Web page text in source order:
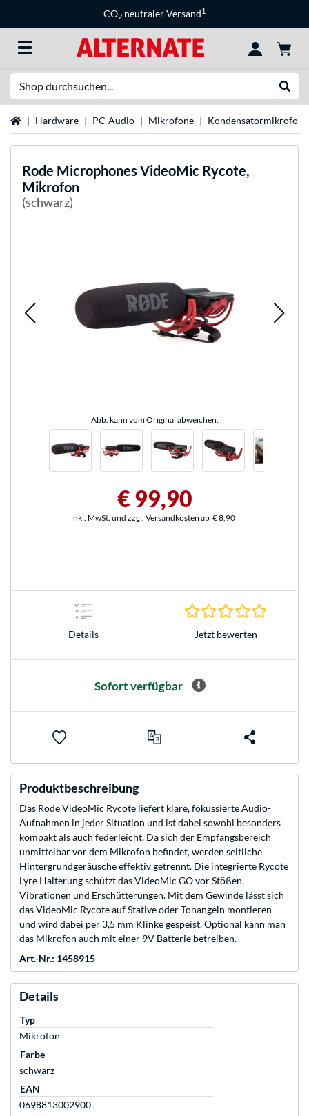
CO2 neutraler Versand1
StartseiteHardware PC-Audio Mikrofone Kondensatormikrofon
Rode Microphones VideoMic Rycote,
Mikrofon
(schwarz)
Abb. kann vom Original abweichen.
€ 99,90
inkl. MwSt. und zzgl. Versandkosten ab € 8,90
Details Jetzt bewerten
Sofort verfügbar
Produktbeschreibung
Das Rode VideoMic Rycote liefert klare, fokussierte Audio-
Aufnahmen in jeder Situation und ist dabei sowohl besonders
kompakt als auch federleicht. Da sich der Empfangsbereich
unmittelbar vor dem Mikrofon befindet, werden seitliche
Hintergrundgeräusche effektiv getrennt. Die integrierte Rycote
Lyre Halterung schützt das VideoMic GO vor Stößen,
Vibrationen und Erschütterungen. Mit dem Gewinde lässt sich
das VideoMic Rycote auf Stative oder Tonangeln montieren
und wird dabei per 3,5 mm Klinke gespeist. Optional kann man
das Mikrofon auch mit einer 9V Batterie betreiben.
Art.-Nr.: 1458915
Details
Typ
Mikrofon
Farbe
schwarz
EAN
0698813002900